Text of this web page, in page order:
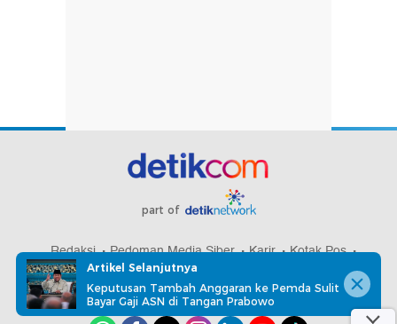
part of
Redaksi Pedoman Media Siber Karir
Kotak Pos
Info Iklan
Privacy Policy
Artikel Selanjutnya
Keputusan Tambah Anggaran ke Pemda Sulit
Bayar Gaji ASN di Tangan Prabowo